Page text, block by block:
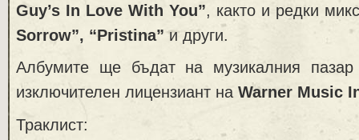
Guy’s In Love With You”, както и редки
Sorrow”, “Pristina” и други.
Албумите ще бъдат на музикалния
изключителен лицензиант на Warner Music
Траклист: